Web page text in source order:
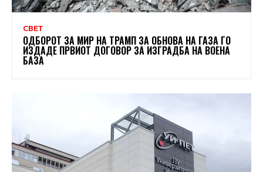
СВЕТ
ОДБОРОТ ЗА МИР НА ТРАМП ЗА ОБНОВА НА ГАЗА ГО
ИЗДАДЕ ПРВИОТ ДОГОВОР ЗА ИЗГРАДБА НА ВОЕНА
БАЗА